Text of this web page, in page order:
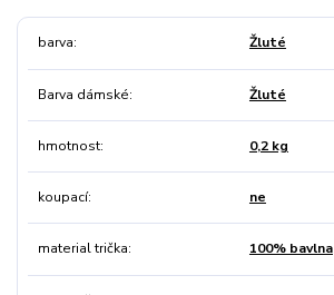
barva Žluté
Barva dámské Žluté
hmotnost 0,2 kg
koupací ne
material trička 100% bavlna